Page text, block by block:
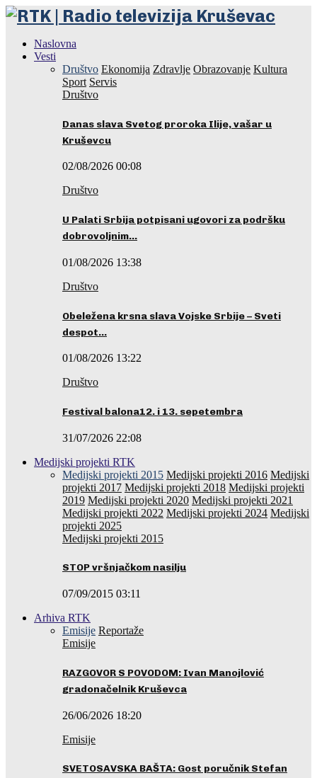
Naslovna
Vesti
Društvo Ekonomija Zdravlje Obrazovanje Kultura
Sport Servis
Društvo
Danas slava Svetog proroka Ilije, vašar u
Kruševcu
02/08/2026 00:08
Društvo
U Palati Srbija potpisani ugovori za podršku
dobrovoljnim…
01/08/2026 13:38
Društvo
Obeležena krsna slava Vojske Srbije – Sveti
despot…
01/08/2026 13:22
Društvo
Festival balona12. i 13. sepetembra
31/07/2026 22:08
Medijski projekti RTK
Medijski projekti 2015 Medijski projekti 2016 Medijski
projekti 2017 Medijski projekti 2018 Medijski projekti
2019 Medijski projekti 2020 Medijski projekti 2021
Medijski projekti 2022 Medijski projekti 2024 Medijski
projekti 2025
Medijski projekti 2015
STOP vršnjačkom nasilju
07/09/2015 03:11
Arhiva RTK
Emisije Reportaže
Emisije
RAZGOVOR S POVODOM: Ivan Manojlović
gradonačelnik Kruševca
26/06/2026 18:20
Emisije
SVETOSAVSKA BAŠTA: Gost poručnik Stefan